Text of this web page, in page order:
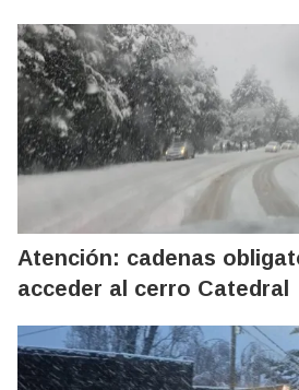
Atención: cadenas
acceder al cerro Catedral